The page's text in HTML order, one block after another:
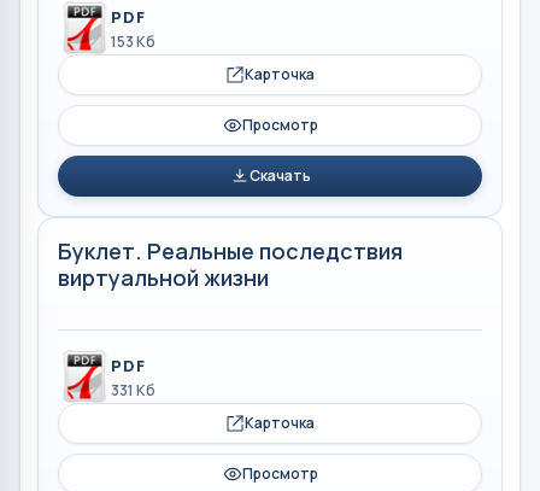
PDF
153 Кб
Карточка
Просмотр
Скачать
Буклет. Реальные последствия
виртуальной жизни
PDF
331 Кб
Карточка
Просмотр